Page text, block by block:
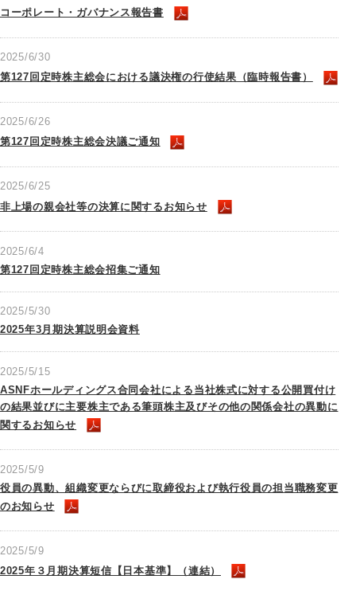
コーポレート・ガバナンス報告書
2025/6/30
第127回定時株主総会における議決権の行使結果（臨時報告書）
2025/6/26
第127回定時株主総会決議ご通知
2025/6/25
非上場の親会社等の決算に関するお知らせ
2025/6/4
第127回定時株主総会招集ご通知
2025/5/30
2025年3月期決算説明会資料
2025/5/15
ASNFホールディングス合同会社による当社株式に対する公開買付け
の結果並びに主要株主である筆頭株主及びその他の関係会社の異動に
関するお知らせ
2025/5/9
役員の異動、組織変更ならびに取締役および執行役員の担当職務変更
のお知らせ
2025/5/9
2025年３月期決算短信【日本基準】（連結）